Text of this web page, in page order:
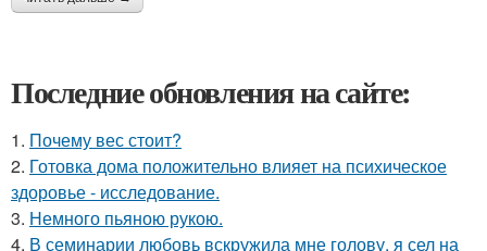
Последние обновления на сайте:
1. Почему вес стоит?
2. Готовка дома положительно влияет на психическое
здоровье - исследование.
3. Немного пьяною рукою.
4. В семинарии любовь вскружила мне голову, я сел на